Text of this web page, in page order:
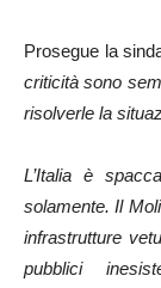
Prosegue la
criticità sono
risolverle la
L’Italia è
solamente. Il
infrastrutture
pubblici